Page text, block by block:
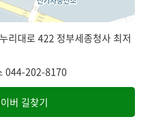
리대로 422 정부세종청사 최저
044-202-8170
버 길찾기